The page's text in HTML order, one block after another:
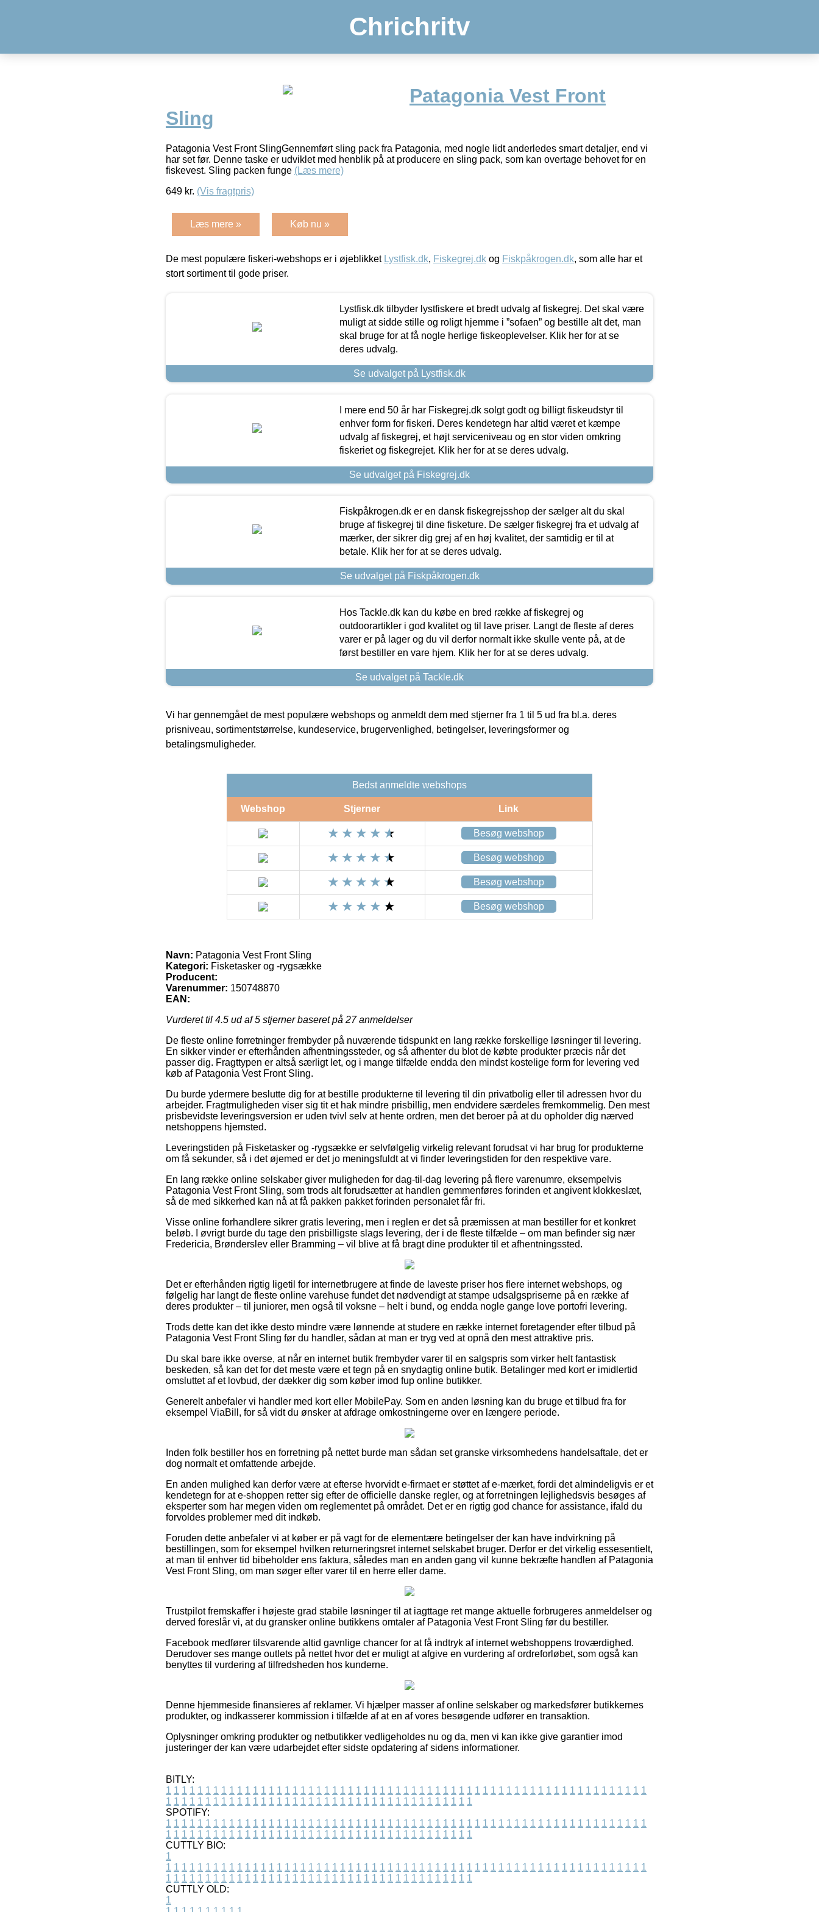
Chrichritv
Patagonia Vest Front
Sling
Patagonia Vest Front SlingGennemført sling pack fra Patagonia, med nogle lidt anderledes smart detaljer, end vi
har set før. Denne taske er udviklet med henblik på at producere en sling pack, som kan overtage behovet for en
fiskevest. Sling packen funge (Læs mere)
649 kr. (Vis fragtpris)
Læs mere » Køb nu »
De mest populære fiskeri-webshops er i øjeblikket Lystfisk.dk, Fiskegrej.dk og Fiskpåkrogen.dk, som alle har et
stort sortiment til gode priser.
Lystfisk.dk tilbyder lystfiskere et bredt udvalg af fiskegrej. Det skal være
muligt at sidde stille og roligt hjemme i ”sofaen” og bestille alt det, man
skal bruge for at få nogle herlige fiskeoplevelser. Klik her for at se
deres udvalg.
Se udvalget på Lystfisk.dk
I mere end 50 år har Fiskegrej.dk solgt godt og billigt fiskeudstyr til
enhver form for fiskeri. Deres kendetegn har altid været et kæmpe
udvalg af fiskegrej, et højt serviceniveau og en stor viden omkring
fiskeriet og fiskegrejet. Klik her for at se deres udvalg.
Se udvalget på Fiskegrej.dk
Fiskpåkrogen.dk er en dansk fiskegrejsshop der sælger alt du skal
bruge af fiskegrej til dine fisketure. De sælger fiskegrej fra et udvalg af
mærker, der sikrer dig grej af en høj kvalitet, der samtidig er til at
betale. Klik her for at se deres udvalg.
Se udvalget på Fiskpåkrogen.dk
Hos Tackle.dk kan du købe en bred række af fiskegrej og
outdoorartikler i god kvalitet og til lave priser. Langt de fleste af deres
varer er på lager og du vil derfor normalt ikke skulle vente på, at de
først bestiller en vare hjem. Klik her for at se deres udvalg.
Se udvalget på Tackle.dk
Vi har gennemgået de mest populære webshops og anmeldt dem med stjerner fra 1 til 5 ud fra bl.a. deres
prisniveau, sortimentstørrelse, kundeservice, brugervenlighed, betingelser, leveringsformer og
betalingsmuligheder.
Bedst anmeldte webshops
Webshop Stjerner Link
Besøg webshop
Besøg webshop
Besøg webshop
Besøg webshop
Navn: Patagonia Vest Front Sling
Kategori: Fisketasker og -rygsække
Producent:
Varenummer: 150748870
EAN:
Vurderet til 4.5 ud af 5 stjerner baseret på 27anmeldelser
De fleste online forretninger frembyder på nuværende tidspunkt en lang række forskellige løsninger til levering.
En sikker vinder er efterhånden afhentningssteder, og så afhenter du blot de købte produkter præcis når det
passer dig. Fragttypen er altså særligt let, og i mange tilfælde endda den mindst kostelige form for levering ved
køb af Patagonia Vest Front Sling.
Du burde ydermere beslutte dig for at bestille produkterne til levering til din privatbolig eller til adressen hvor du
arbejder. Fragtmuligheden viser sig tit et hak mindre prisbillig, men endvidere særdeles fremkommelig. Den mest
prisbevidste leveringsversion er uden tvivl selv at hente ordren, men det beroer på at du opholder dig nærved
netshoppens hjemsted.
Leveringstiden på Fisketasker og -rygsække er selvfølgelig virkelig relevant forudsat vi har brug for produkterne
om få sekunder, så i det øjemed er det jo meningsfuldt at vi finder leveringstiden for den respektive vare.
En lang række online selskaber giver muligheden for dag-til-dag levering på flere varenumre, eksempelvis
Patagonia Vest Front Sling, som trods alt forudsætter at handlen gemmenføres forinden et angivent klokkeslæt,
så de med sikkerhed kan nå at få pakken pakket forinden personalet får fri.
Visse online forhandlere sikrer gratis levering, men i reglen er det så præmissen at man bestiller for et konkret
beløb. I øvrigt burde du tage den prisbilligste slags levering, der i de fleste tilfælde – om man befinder sig nær
Fredericia, Brønderslev eller Bramming – vil blive at få bragt dine produkter til et afhentningssted.
Det er efterhånden rigtig ligetil for internetbrugere at finde de laveste priser hos flere internet webshops, og
følgelig har langt de fleste online varehuse fundet det nødvendigt at stampe udsalgspriserne på en række af
deres produkter – til juniorer, men også til voksne – helt i bund, og endda nogle gange love portofri levering.
Trods dette kan det ikke desto mindre være lønnende at studere en række internet foretagender efter tilbud på
Patagonia Vest Front Sling før du handler, sådan at man er tryg ved at opnå den mest attraktive pris.
Du skal bare ikke overse, at når en internet butik frembyder varer til en salgspris som virker helt fantastisk
beskeden, så kan det for det meste være et tegn på en snydagtig online butik. Betalinger med kort er imidlertid
omsluttet af et lovbud, der dækker dig som køber imod fup online butikker.
Generelt anbefaler vi handler med kort eller MobilePay. Som en anden løsning kan du bruge et tilbud fra for
eksempel ViaBill, for så vidt du ønsker at afdrage omkostningerne over en længere periode.
Inden folk bestiller hos en forretning på nettet burde man sådan set granske virksomhedens handelsaftale, det er
dog normalt et omfattende arbejde.
En anden mulighed kan derfor være at efterse hvorvidt e-firmaet er støttet af e-mærket, fordi det almindeligvis er et
kendetegn for at e-shoppen retter sig efter de officielle danske regler, og at forretningen lejlighedsvis besøges af
eksperter som har megen viden om reglementet på området. Det er en rigtig god chance for assistance, ifald du
forvoldes problemer med dit indkøb.
Foruden dette anbefaler vi at køber er på vagt for de elementære betingelser der kan have indvirkning på
bestillingen, som for eksempel hvilken returneringsret internet selskabet bruger. Derfor er det virkelig essesentielt,
at man til enhver tid bibeholder ens faktura, således man en anden gang vil kunne bekræfte handlen af Patagonia
Vest Front Sling, om man søger efter varer til en herre eller dame.
Trustpilot fremskaffer i højeste grad stabile løsninger til at iagttage ret mange aktuelle forbrugeres anmeldelser og
derved foreslår vi, at du gransker online butikkens omtaler af Patagonia Vest Front Sling før du bestiller.
Facebook medfører tilsvarende altid gavnlige chancer for at få indtryk af internet webshoppens troværdighed.
Derudover ses mange outlets på nettet hvor det er muligt at afgive en vurdering af ordreforløbet, som også kan
benyttes til vurdering af tilfredsheden hos kunderne.
Denne hjemmeside finansieres af reklamer. Vi hjælper masser af online selskaber og markedsfører butikkernes
produkter, og indkasserer kommission i tilfælde af at en af vores besøgende udfører en transaktion.
Oplysninger omkring produkter og netbutikker vedligeholdes nu og da, men vi kan ikke give garantier imod
justeringer der kan være udarbejdet efter sidste opdatering af sidens informationer.
BITLY:
1 1 1 1 1 1 1 1 1 1 1 1 1 1 1 1 1 1 1 1 1 1 1 1 1 1 1 1 1 1 1 1 1 1 1 1 1 1 1 1 1 1 1 1 1 1 1 1 1 1 1 1 1 1 1 1 1 1 1 1 1
1 1 1 1 1 1 1 1 1 1 1 1 1 1 1 1 1 1 1 1 1 1 1 1 1 1 1 1 1 1 1 1 1 1 1 1 1 1 1
SPOTIFY:
1 1 1 1 1 1 1 1 1 1 1 1 1 1 1 1 1 1 1 1 1 1 1 1 1 1 1 1 1 1 1 1 1 1 1 1 1 1 1 1 1 1 1 1 1 1 1 1 1 1 1 1 1 1 1 1 1 1 1 1 1
1 1 1 1 1 1 1 1 1 1 1 1 1 1 1 1 1 1 1 1 1 1 1 1 1 1 1 1 1 1 1 1 1 1 1 1 1 1 1
CUTTLY BIO:
1
1 1 1 1 1 1 1 1 1 1 1 1 1 1 1 1 1 1 1 1 1 1 1 1 1 1 1 1 1 1 1 1 1 1 1 1 1 1 1 1 1 1 1 1 1 1 1 1 1 1 1 1 1 1 1 1 1 1 1 1 1
1 1 1 1 1 1 1 1 1 1 1 1 1 1 1 1 1 1 1 1 1 1 1 1 1 1 1 1 1 1 1 1 1 1 1 1 1 1 1
CUTTLY OLD:
1